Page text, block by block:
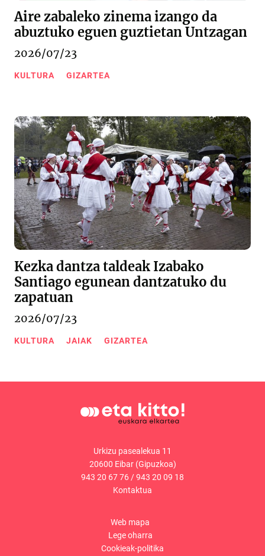
Aire zabaleko zinema izango da
abuztuko eguen guztietan Untzagan
2026/07/23
KULTURA GIZARTEA
Kezka dantza taldeak Izabako
Santiago egunean dantzatuko du
zapatuan
2026/07/23
KULTURA JAIAK GIZARTEA
Urkizu pasealekua 11
20600 Eibar (Gipuzkoa)
943 20 67 76/943 20 09 18
Kontaktua
Web mapa
Lege oharra
Cookieak-politika